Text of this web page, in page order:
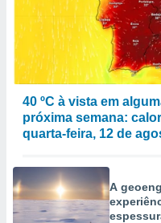
40 ºC à vista em
próxima semana:
quarta-feira, 12 de
A